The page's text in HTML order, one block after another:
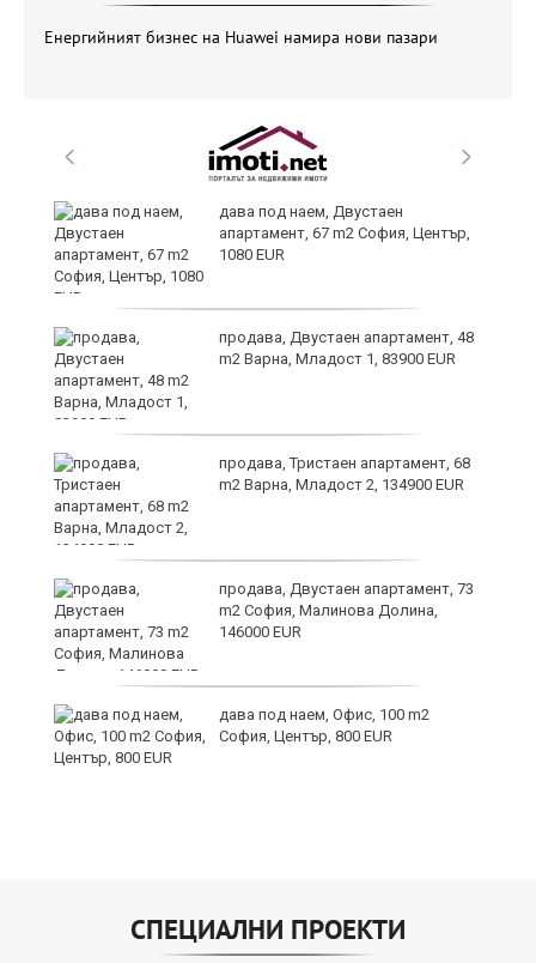
Енергийният бизнес на Huawei намира нови пазари
дава под наем, Двустаен
апартамент, 67 m2 София, Център,
1080 EUR
продава, Двустаен апартамент, 48
m2 Варна, Младост 1, 83900 EUR
продава, Тристаен апартамент, 68
m2 Варна, Младост 2, 134900 EUR
продава, Двустаен апартамент, 73
m2 София, Малинова Долина,
146000 EUR
дава под наем, Офис, 100 m2
София, Център, 800 EUR
СПЕЦИАЛНИ ПРОЕКТИ